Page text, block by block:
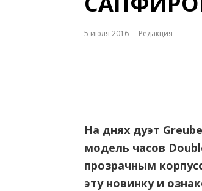
5 июля 2016 Редакция
На днях дуэт
модель часов
прозрачным
эту новинку и